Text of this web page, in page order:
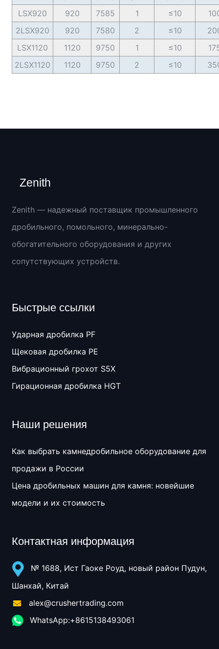
LSX920 920 7585 1 ≤10
2LSX920
920 7580 2 ≤10
LSX1120
1120 9750 1 ≤10
2LSX1120
1120 9750 2 ≤10
Zenith
Zenith — надежный поставщик промышленного
дробильного, помольного, минерально-
обогатительного оборудования и других
сопутствующих устройств.
Быстрые ссылки
Ударная дробилка PF
Щековая дробилка PE
Вибрационный грохот S5X
Гирационная дробилка HGT
Наши решения
Как выбрать камнедробильное оборудование для
продажи в России
Цена дробильных машин для камня: новейшие
модели и их стоимость
Контактная информация
№ 1688, Ист Гаоке Роуд, новый район Пудун,
Шанхай, Китай
alex@crushertrading.com
WhatsApp:+8615138493061